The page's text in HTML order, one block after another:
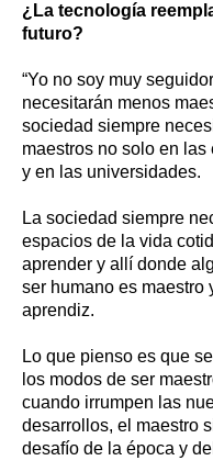
¿La tecnología
futuro?
“Yo no soy muy
necesitarán menos
sociedad siempre
maestros no solo en
y en las universidades.
La sociedad siempre
espacios de la vida
aprender y allí donde
ser humano es maestro
aprendiz.
Lo que pienso es que
los modos de ser
cuando irrumpen las
desarrollos, el maestro
desafío de la época y